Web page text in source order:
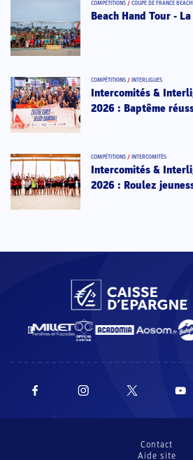
COMPÉTITIONS / COUPE DE FRANCE
Beach Hand Tour -
COMPÉTITIONS / INTERLIGUES
Intercomités &
2026 : Baptême
COMPÉTITIONS / INTERCOMITÉS
Intercomités &
2026 : Roulez
Contact
Aide site